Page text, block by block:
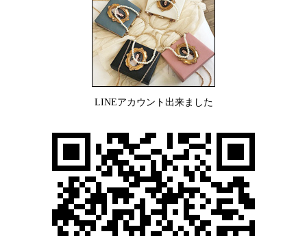
LINEアカウント出来ました